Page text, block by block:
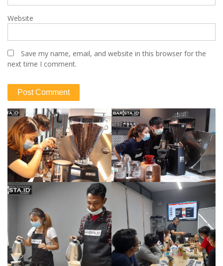
Website
Save my name, email, and website in this browser for the
next time I comment.